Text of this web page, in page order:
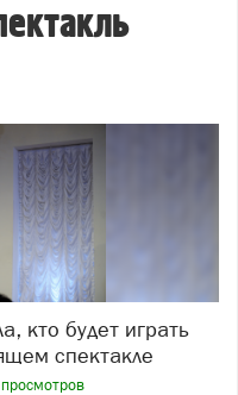
спектакле